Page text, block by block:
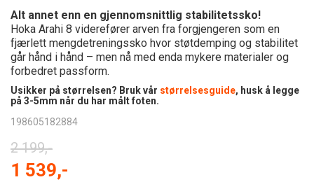
Alt annet enn en gjennomsnittlig stabilitetssko!
Hoka Arahi 8 viderefører arven fra forgjengeren som en
fjærlett mengdetreningssko hvor støtdemping og stabilitet
går hånd i hånd – men nå med enda mykere materialer og
forbedret passform.
Usikker på størrelsen? Bruk vår størrelsesguide, husk å legge
på 3-5mm når du har målt foten.
198605182884
2 199,-
1 539,-